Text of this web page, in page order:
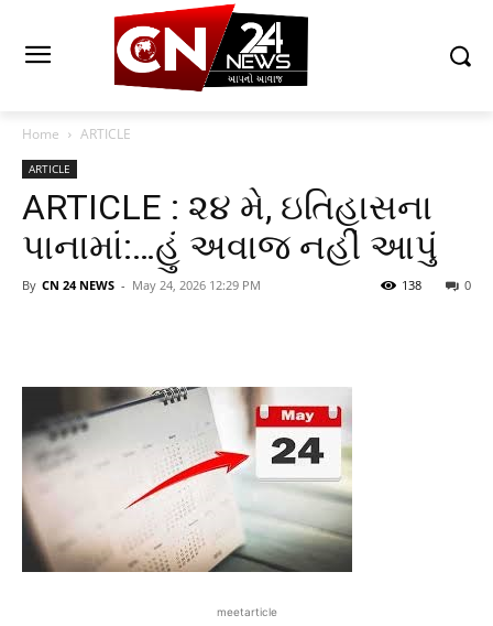
Home ARTICLE
ARTICLE
ARTICLE : ૨૪ મે, ઇતિહાસના
પાનામાં:…હું અવાજ નહીં આપું
By CN 24 NEWS - May 24, 2026 12:29 PM 0
138
meetarticle